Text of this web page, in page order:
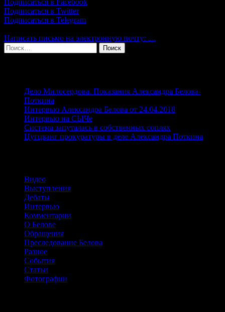
Александром
Беловым
Подписаться в Facebook
Подписаться в Twitter
Подписаться в Telegram
Написать письмо на электронную почту: ....
Найти:
Дело Милосердова. Показания Александра Белова-
Поткина
Интервью Александра Белова от 24.04.2018
Интервью на СЫЧе
Система запуталась в собственных соплях
Цугцванг прокуратуры в деле Александра Поткина
Видео
Выступления
Дебаты
Интервью
Комментарии
О Белове
Обращения
Преследование Белова
Разное
События
Статьи
Фотографии